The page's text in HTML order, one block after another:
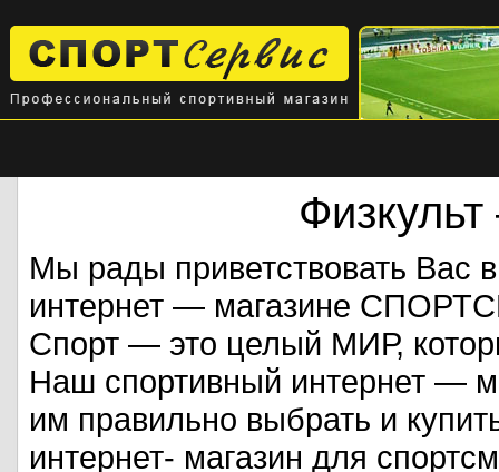
Мы рады приветствовать Вас
интернет — магазине
Спорт — это целый МИР,
Наш спортивный интернет —
им правильно выбрать и
интернет- магазин для